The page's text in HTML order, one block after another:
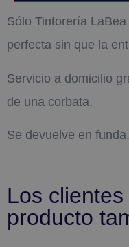
Sólo Tintorería
perfecta sin que la
Servicio a domicilio
de una corbata.
Se devuelve en funda.
Los
producto